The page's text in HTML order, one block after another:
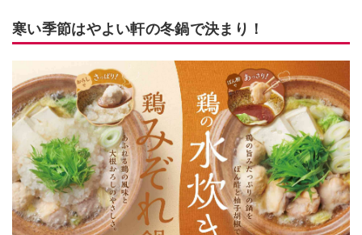
寒い季節はやよい軒の冬鍋で決まり！